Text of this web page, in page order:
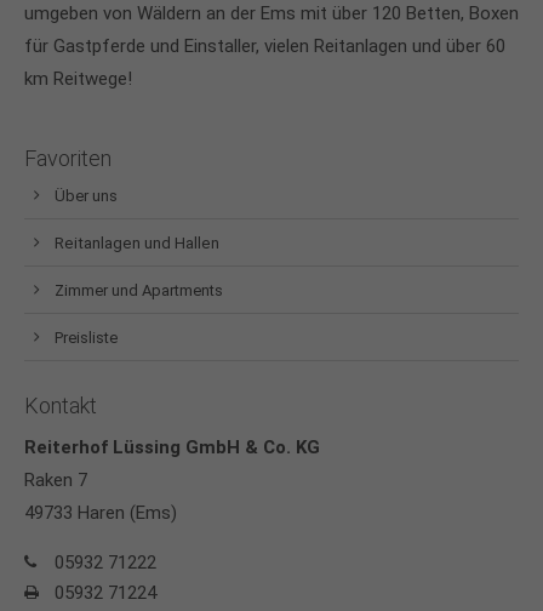
umgeben von Wäldern an der Ems mit über 120 Betten, Boxen
für Gastpferde und Einstaller, vielen Reitanlagen und über 60
km Reitwege!
Favoriten
Über uns
Reitanlagen und Hallen
Zimmer und Apartments
Preisliste
Kontakt
Reiterhof Lüssing GmbH & Co. KG
Raken 7
49733 Haren (Ems)
05932 71222
05932 71224